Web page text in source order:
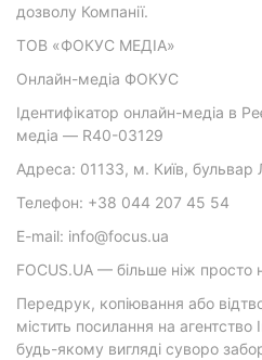
дозволу Компанії.
ТОВ «ФОКУС МЕДІА»
Онлайн-медіа ФОКУС
Ідентифікатор онлайн-медіа в
медіа — R40-03129
Адреса: 01133, м. Київ, бульвар
Телефон: +38 044 207 45 54
E-mail: info@focus.ua
FOCUS.UA — більше ніж просто
Передрук, копіювання або
містить посилання на агентство
будь-якому вигляді суворо